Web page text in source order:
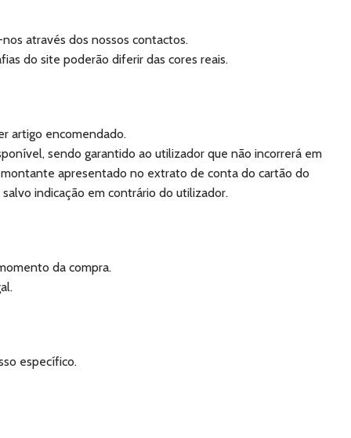
através dos nossos contactos.
do site poderão diferir das cores reais.
artigo encomendado.
sendo garantido ao utilizador que não incorrerá em
apresentado no extrato de conta do cartão do
indicação em contrário do utilizador.
da compra.
específico.